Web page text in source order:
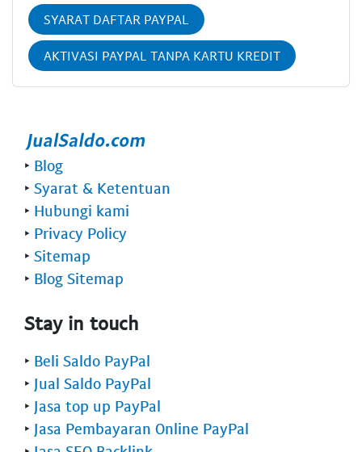
SYARAT DAFTAR PAYPAL
AKTIVASI PAYPAL TANPA KARTU KREDIT
‣ Blog
‣ Syarat & Ketentuan
‣ Hubungi kami
‣ Privacy Policy
‣ Sitemap
‣ Blog Sitemap
Stay in touch
‣ Beli Saldo PayPal
‣ Jual Saldo PayPal
‣ Jasa top up PayPal
‣ Jasa Pembayaran Online PayPal